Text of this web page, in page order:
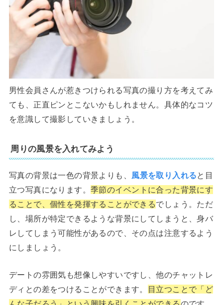
男性会員さんが惹きつけられる写真の撮り方を考えてみ
ても、正直ピンとこないかもしれません。具体的なコツ
を意識して撮影していきましょう。
周りの風景を入れてみよう
写真の背景は一色の背景よりも、 風景を取り入れると目
立つ写真になります。季節のイベントに合った背景にす
ることで、個性を発揮することができるでしょう。ただ
し、場所が特定できるような背景にしてしまうと、身バ
レしてしまう可能性があるので、その点は注意するよう
にしましょう。
デートの雰囲気も想像しやすいですし、他のチャットレ
ディとの差をつけることができます。
目立つことで「ど